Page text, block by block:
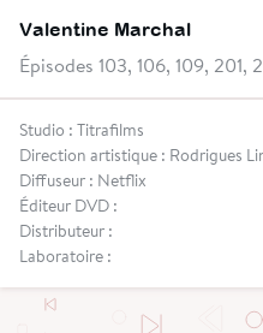
Valentine Marchal
Épisodes 103, 106, 109,
Studio : Titrafilms
Direction artistique : Rodrigues
Diffuseur : Netflix
Éditeur DVD :
Distributeur :
Laboratoire :